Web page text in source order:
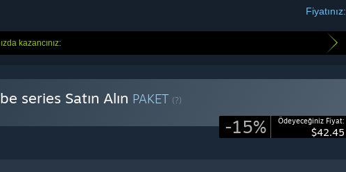
Fiyatınız:
kazancınız:
series Satın Alın PAKET (?)
-15% Ödeyeceğiniz Fiyat:
$42.45